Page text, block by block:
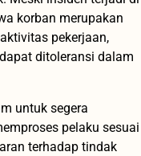
korban merupakan
pekerjaan,
ditoleransi dalam
untuk segera
pelaku sesuai
terhadap tindak